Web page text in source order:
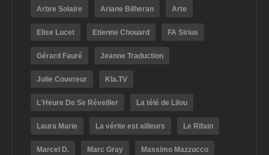
Arbre Solaire Ariane Bilheran Arte
Elise Lucet Etienne Chouard FA Sirius
Gérard Fauré Jeanne Traduction
Julie Couvreur Kla.TV
L'Heure De Se Réveiller La télé de Lilou
Laura Marie La vérite est ailleurs Le Rifain
Marcel D. Marc Gray Massimo Mazzucco